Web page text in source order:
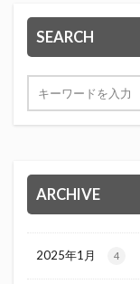
SEARCH
ARCHIVE
2025年1月 4